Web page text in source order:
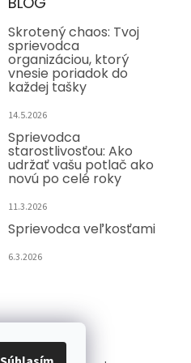
Skrotený chaos: Tvoj
sprievodca
organizáciou, ktorý
vnesie poriadok do
každej tašky
14.5.2026
Sprievodca
starostlivosťou: Ako
udržať vašu potlač ako
novú po celé roky
11.3.2026
Sprievodca veľkosťami
6.3.2026